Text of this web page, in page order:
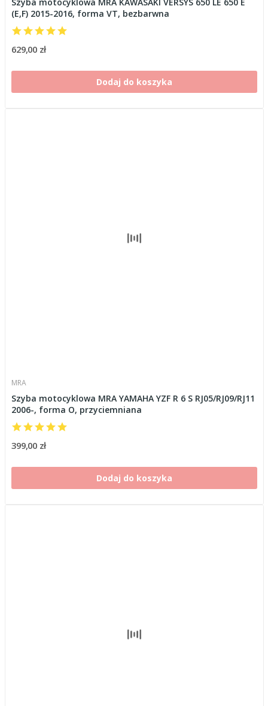
(E,F) 2015-2016, forma VT, bezbarwna
629,00 zł
Dodaj do koszyka
MRA
Szyba motocyklowa MRA YAMAHA YZF R 6 S RJ05/RJ09/RJ11
2006-, forma O, przyciemniana
399,00 zł
Dodaj do koszyka